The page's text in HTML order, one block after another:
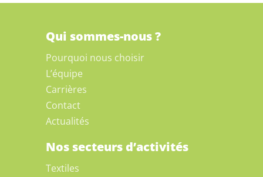
Qui sommes-nous ?
Pourquoi nous choisir
L’équipe
Carrières
Contact
Actualités
Nos secteurs d’activités
Textiles